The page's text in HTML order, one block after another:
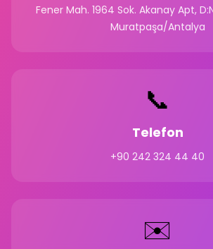
Fener Mah. 1964 Sok. Akanay Apt,
Muratpaşa/Antalya
📞
Telefon
+90 242 324 44 40
✉️